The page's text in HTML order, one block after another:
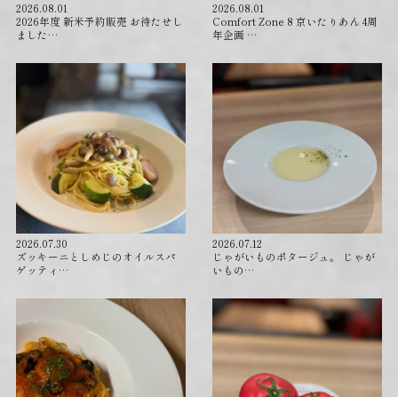
2026.08.01
2026年度 新米予約販売 お待たせし
ました…
2026.08.01
Comfort Zone 8 京いたりあん 4周
年企画 …
2026.07.30
ズッキーニとしめじのオイルスパ
ゲッティ…
2026.07.12
じゃがいものポタージュ。 じゃが
いもの…